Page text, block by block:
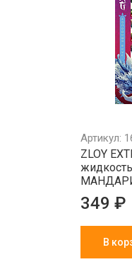
Артикул:
ZLOY
349 ₽
В